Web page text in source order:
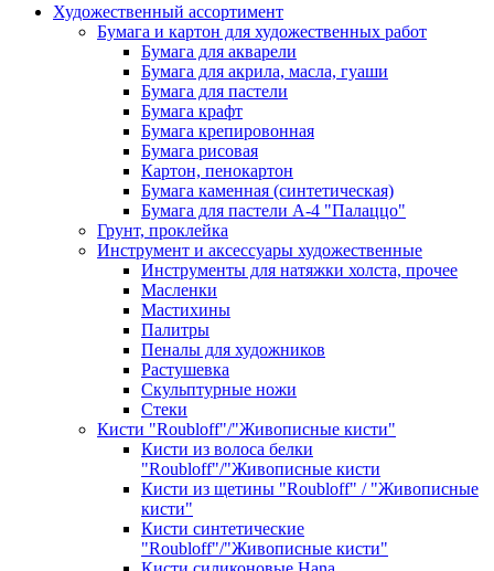
Художественный ассортимент
Бумага и картон для художественных работ
Бумага для акварели
Бумага для акрила, масла, гуаши
Бумага для пастели
Бумага крафт
Бумага крепировонная
Бумага рисовая
Картон, пенокартон
Бумага каменная (синтетическая)
Бумага для пастели А-4 "Палаццо"
Грунт, проклейка
Инструмент и аксессуары художественные
Инструменты для натяжки холста, прочее
Масленки
Мастихины
Палитры
Пеналы для художников
Растушевка
Скульптурные ножи
Стеки
Кисти "Roubloff"/"Живописные кисти"
Кисти из волоса белки
"Roubloff"/"Живописные кисти
Кисти из щетины "Roubloff" / "Живописные
кисти"
Кисти синтетические
"Roubloff"/"Живописные кисти"